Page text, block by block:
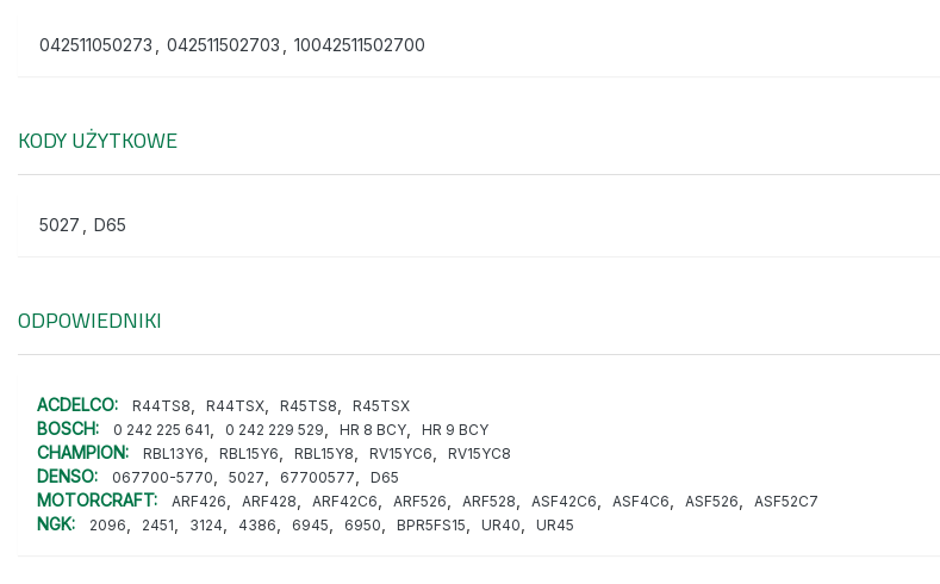
042511050273 042511502703 10042511502700
KODY UŻYTKOWE
5027 D65
ODPOWIEDNIKI
ACDELCO: R44TS8 R44TSX R45TS8 R45TSX
BOSCH: 0 242 225 641 0 242 229 529 HR 8 BCY HR 9 BCY
CHAMPION: RBL13Y6 RBL15Y6 RBL15Y8 RV15YC6 RV15YC8
DENSO: 067700-5770 5027 67700577 D65
MOTORCRAFT: ARF426 ARF428 ARF42C6 ARF526 ARF528 ASF42C6 ASF4C6 ASF526 ASF52C7
NGK: 2096 2451 3124 4386 6945 6950 BPR5FS15 UR40 UR45